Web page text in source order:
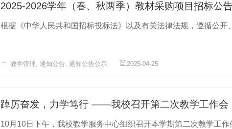
2025-2026学年（春、秋两季）教材采购项目招标公
根据《中华人民共和国招标投标法》以及有关法律法规，遵循公开
教学管理, 通知公告, 通知公告公示 2025-04-25
踔厉奋发，力学笃行 ——我校召开第二次教学工作会
10月10日下午，我校教学服务中心组织召开本学期第二次教学工